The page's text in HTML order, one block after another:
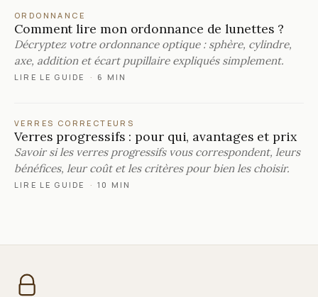
ORDONNANCE
Comment lire mon ordonnance de lunettes ?
Décryptez votre ordonnance optique : sphère, cylindre,
axe, addition et écart pupillaire expliqués simplement.
LIRE LE GUIDE · 6 MIN
VERRES CORRECTEURS
Verres progressifs : pour qui, avantages et prix
Savoir si les verres progressifs vous correspondent, leurs
bénéfices, leur coût et les critères pour bien les choisir.
LIRE LE GUIDE · 10 MIN